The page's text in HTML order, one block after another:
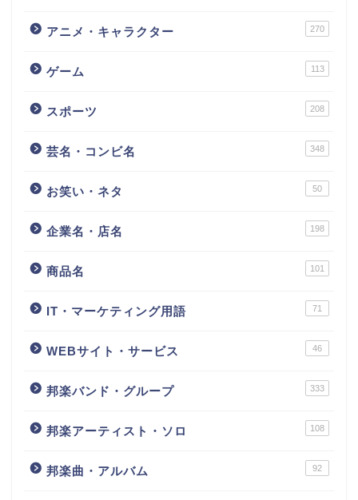
アニメ・キャラクター 270
ゲーム 113
スポーツ 208
芸名・コンビ名 348
お笑い・ネタ 50
企業名・店名 198
商品名 101
IT・マーケティング用語 71
WEBサイト・サービス 46
邦楽バンド・グループ 333
邦楽アーティスト・ソロ 108
邦楽曲・アルバム 92